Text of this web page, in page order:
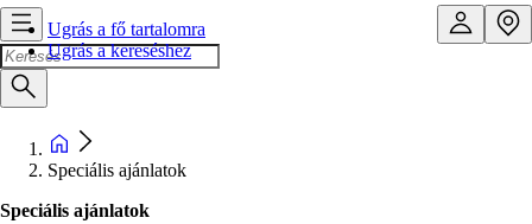
Ugrás a fő tartalomra
Ugrás a kereséshez
Speciális ajánlatok
Speciális ajánlatok